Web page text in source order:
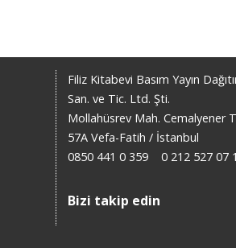
Filiz Kitabevi Basım Yayın
San. ve Tic. Ltd. Şti.
Mollahüsrev Mah. Cemalyener
57A Vefa-Fatih / İstanbul
0850 441 0 359
0 212 527 07
Bizi takip edin